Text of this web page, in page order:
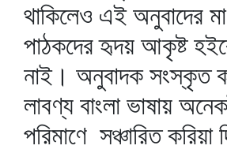
থাকিলেও এই অনুবাদের
পাঠকদের হৃদয় আকৃষ্ট
নাই। অনুবাদক সংস্কৃত
লাবণ্য বাংলা ভাষায়
পরিমাণে সঞ্চারিত করিয়া